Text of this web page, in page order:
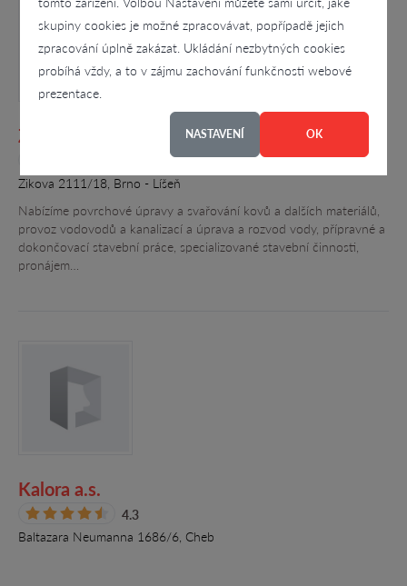
skupiny cookies je možné zpracovávat, popřípadě jejich
zpracování úplně zakázat. Ukládání nezbytných cookies
probíhá vždy, a to v zájmu zachování funkčnosti webové
prezentace.
NASTAVENÍ OK
Zbyněk Petráš
Zikova 2111/18, Brno - Líšeň
Nabízíme povrchové úpravy a svařování kovů a dalších materiálů,
provoz vodovodů a kanalizací a úprava a rozvod vody, přípravné a
dokončovací stavební práce, specializované stavební činnosti,
pronájem…
Kalora a.s.
4.3
Baltazara Neumanna 1686/6, Cheb